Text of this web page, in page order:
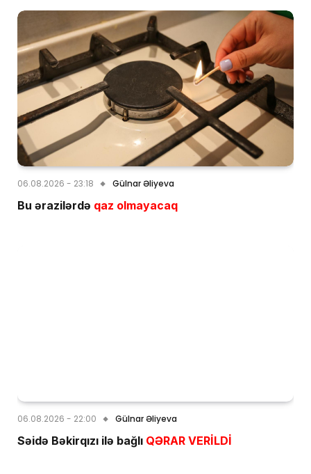
06.08.2026 - 23:18 Gülnar Əliyeva
Bu ərazilərdə qaz olmayacaq
06.08.2026 - 22:00 Gülnar Əliyeva
Səidə Bəkirqızı ilə bağlı QƏRAR VERİLDİ